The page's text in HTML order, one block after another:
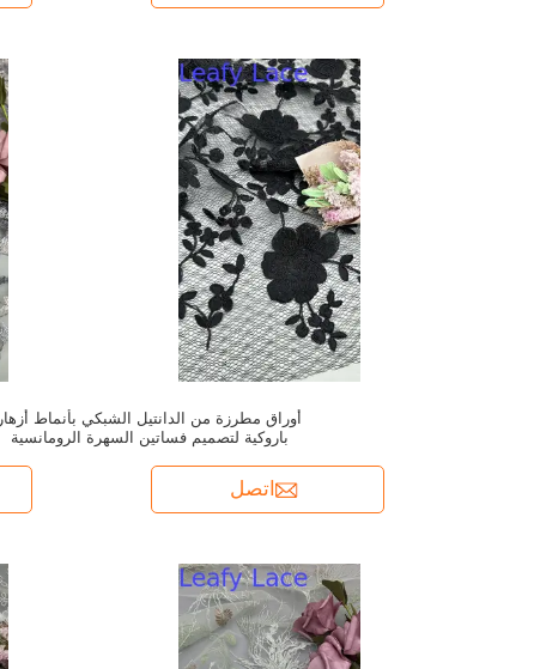
أوراق مطرزة من الدانتيل الشبكي بأنماط أزهار
باروكية لتصميم فساتين السهرة الرومانسية
اتصل